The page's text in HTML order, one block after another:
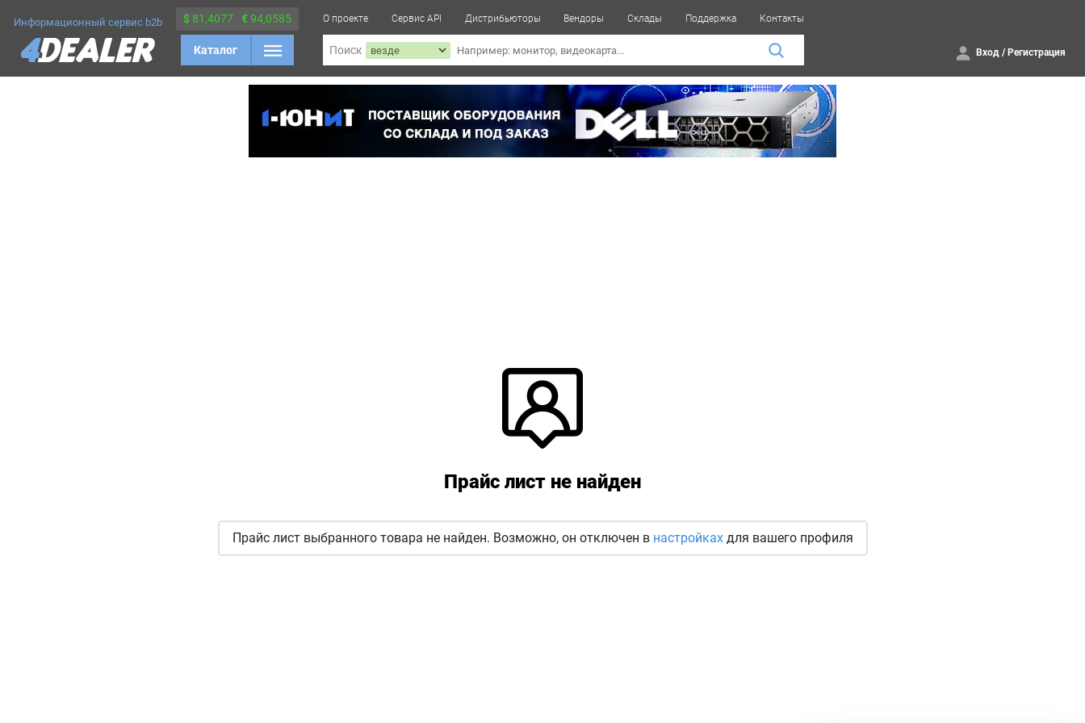
Информационный сервис b2b $ 81,4077 €94,0585
Каталог
О проекте Сервис API Дистрибьюторы Вендоры Склады Поддержка Контакты
Поиск Вход / Регистрация
Прайс лист не найден
Прайс лист выбранного товара не найден. Возможно, он отключен в настройкахдля вашего профиля